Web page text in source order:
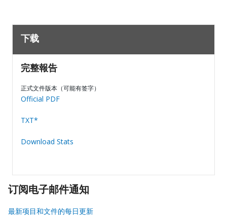
下载
完整報告
正式文件版本（可能有签字）
Official PDF
TXT*
Download Stats
订阅电子邮件通知
最新项目和文件的每日更新